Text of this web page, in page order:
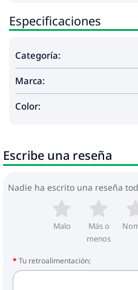
Especificaciones
Categoría:
Marca:
Color:
Escribe una reseña
Nadie ha escrito una reseña
Malo
Más o
menos
Tu retroalimentación: